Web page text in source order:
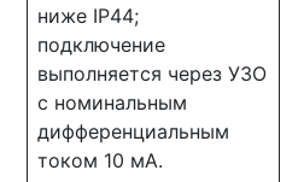
ниже IP44;
подключение
выполняется через УЗО
с номинальным
дифференциальным
током 10 мА.